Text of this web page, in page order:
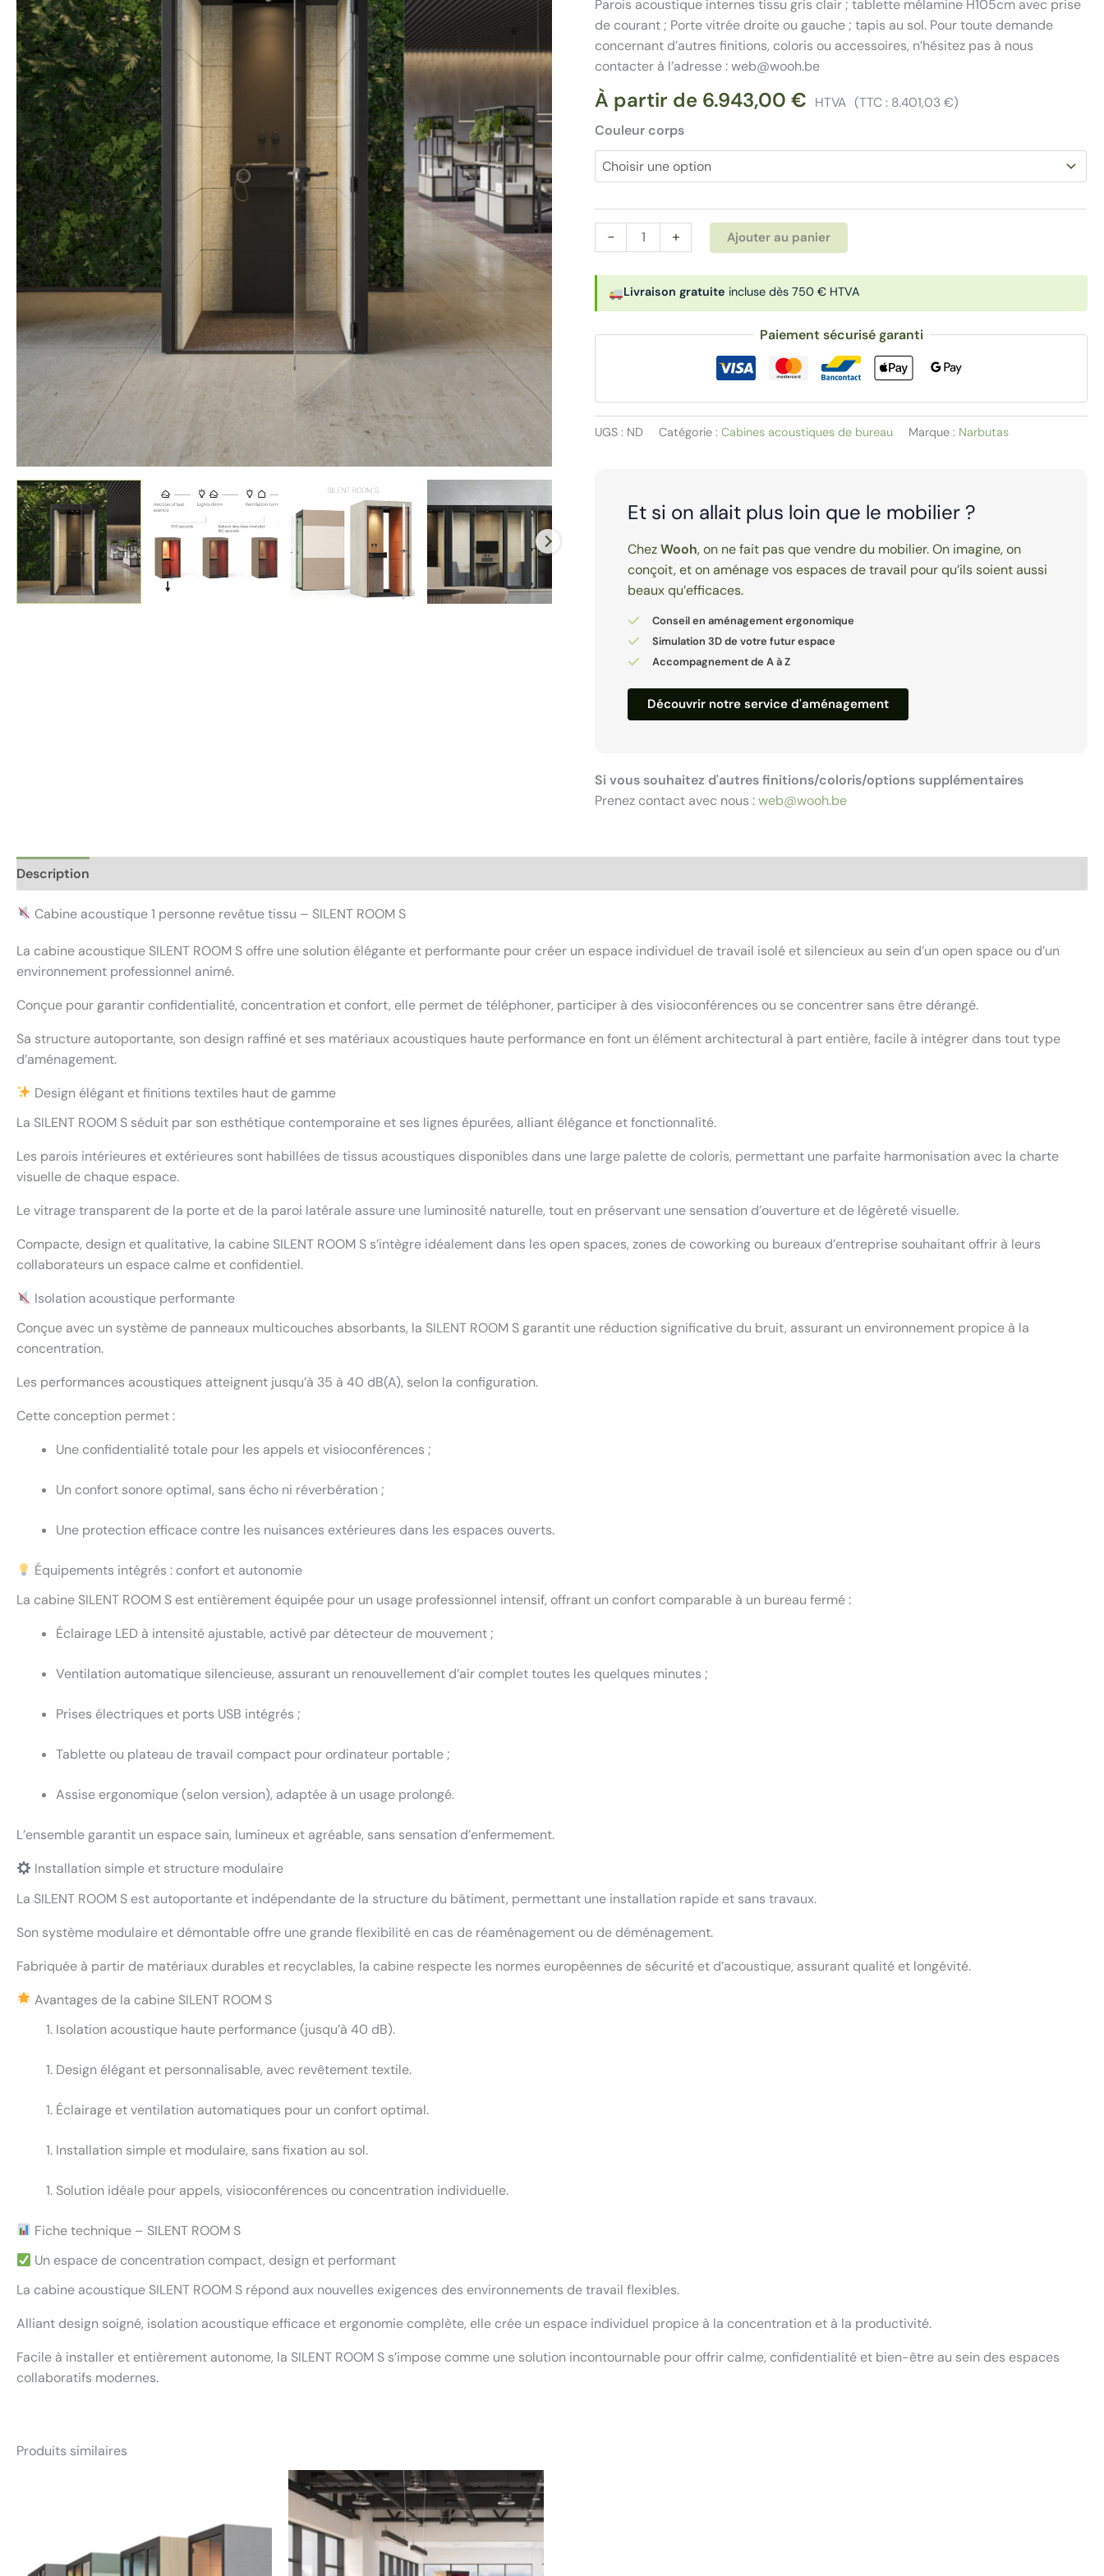
Parois acoustique internes tissu gris clair ; tablette mélamine H105cm avec prise
de courant ; Porte vitrée droite ou gauche ; tapis au sol. Pour toute demande
concernant d’autres finitions, coloris ou accessoires, n’hésitez pas à nous
contacter à l’adresse : web@wooh.be
À partir de 6.943,00€ HTVA (TTC : 8.401,03€)
Couleur corps
-
quantité
de
Cabine
acoustique
1
personne
SILENT
ROOM
+ Ajouter au panier
Paiement sécurisé garanti
UGS : ND Catégorie :Cabines acoustiques de bureau Marque : Narbutas
Livraison gratuite incluse dès 750 € HTVA
Et si on allait plus loin que le mobilier ?
ChezWooh, on ne fait pas que vendre du mobilier. On imagine, on
conçoit, et on aménage vos espaces de travail pour qu’ils soient aussi
beaux qu’efficaces.
Conseil en aménagement ergonomique
Simulation 3D de votre futur espace
Accompagnement de A à Z
Découvrir notre service d'aménagement
Si vous souhaitez d'autres finitions/coloris/options supplémentaires
Prenez contact avec nous :web@wooh.be
Description
Cabine acoustique 1 personne revêtue tissu – SILENT ROOM S
La cabine acoustique SILENT ROOM S offre une solution élégante et performante pour créer un espace individuel de travail isolé et silencieux au sein d’un open space ou d’un
environnement professionnel animé.
Conçue pour garantir confidentialité, concentration et confort, elle permet de téléphoner, participer à des visioconférences ou se concentrer sans être dérangé.
Sa structure autoportante, son design raffiné et ses matériaux acoustiques haute performance en font un élément architectural à part entière, facile à intégrer dans tout type
d’aménagement.
Design élégant et finitions textiles haut de gamme
La SILENT ROOM S séduit par son esthétique contemporaine et ses lignes épurées, alliant élégance et fonctionnalité.
Les parois intérieures et extérieures sont habillées de tissus acoustiques disponibles dans une large palette de coloris, permettant une parfaite harmonisation avec la charte
visuelle de chaque espace.
Le vitrage transparent de la porte et de la paroi latérale assure une luminosité naturelle, tout en préservant une sensation d’ouverture et de légèreté visuelle.
Compacte, design et qualitative, la cabine SILENT ROOM S s’intègre idéalement dans les open spaces, zones de coworking ou bureaux d’entreprise souhaitant offrir à leurs
collaborateurs un espace calme et confidentiel.
Isolation acoustique performante
Conçue avec un système de panneaux multicouches absorbants, la SILENT ROOM S garantit une réduction significative du bruit, assurant un environnement propice à la
concentration.
Les performances acoustiques atteignent jusqu’à 35 à 40 dB(A), selon la configuration.
Cette conception permet :
Une confidentialité totale pour les appels et visioconférences ;
Un confort sonore optimal, sans écho ni réverbération ;
Une protection efficace contre les nuisances extérieures dans les espaces ouverts.
Équipements intégrés : confort et autonomie
La cabine SILENT ROOM S est entièrement équipée pour un usage professionnel intensif, offrant un confort comparable à un bureau fermé :
Éclairage LED à intensité ajustable, activé par détecteur de mouvement ;
Ventilation automatique silencieuse, assurant un renouvellement d’air complet toutes les quelques minutes ;
Prises électriques et ports USB intégrés ;
Tablette ou plateau de travail compact pour ordinateur portable ;
Assise ergonomique (selon version), adaptée à un usage prolongé.
L’ensemble garantit un espace sain, lumineux et agréable, sans sensation d’enfermement.
Installation simple et structure modulaire
La SILENT ROOM S est autoportante et indépendante de la structure du bâtiment, permettant une installation rapide et sans travaux.
Son système modulaire et démontable offre une grande flexibilité en cas de réaménagement ou de déménagement.
Fabriquée à partir de matériaux durables et recyclables, la cabine respecte les normes européennes de sécurité et d’acoustique, assurant qualité et longévité.
Avantages de la cabine SILENT ROOM S
Isolation acoustique haute performance (jusqu’à 40 dB).
Design élégant et personnalisable, avec revêtement textile.
Éclairage et ventilation automatiques pour un confort optimal.
Installation simple et modulaire, sans fixation au sol.
Solution idéale pour appels, visioconférences ou concentration individuelle.
Fiche technique – SILENT ROOM S
Un espace de concentration compact, design et performant
La cabine acoustique SILENT ROOM S répond aux nouvelles exigences des environnements de travail flexibles.
Alliant design soigné, isolation acoustique efficace et ergonomie complète, elle crée un espace individuel propice à la concentration et à la productivité.
Facile à installer et entièrement autonome, la SILENT ROOM S s’impose comme une solution incontournable pour offrir calme, confidentialité et bien-être au sein des espaces
collaboratifs modernes.
Produits similaires